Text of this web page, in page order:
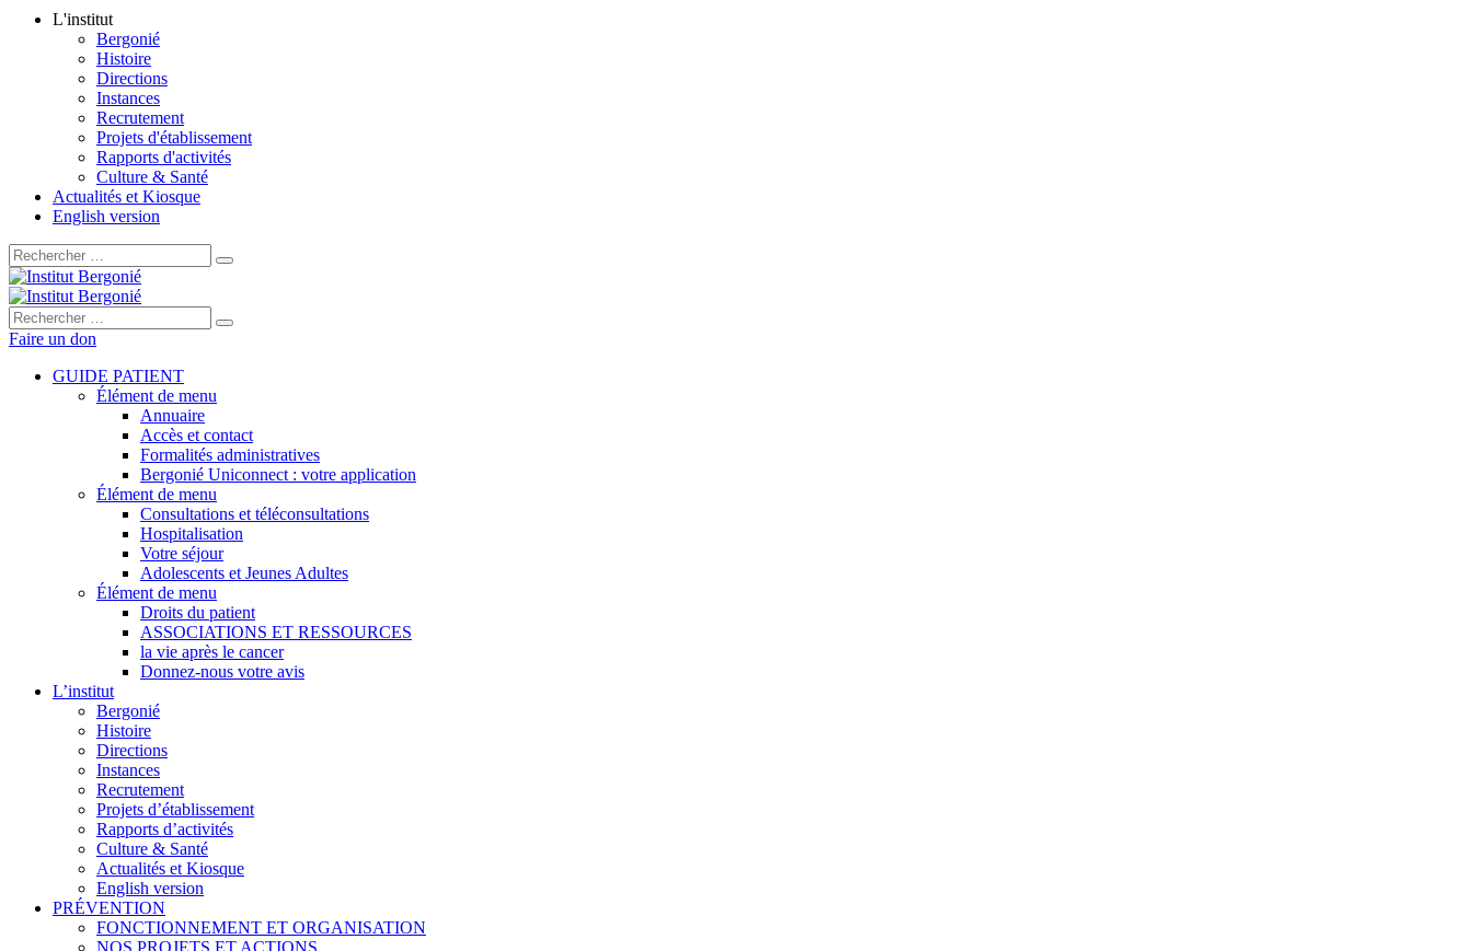
L'institut
Bergonié
Histoire
Directions
Instances
Recrutement
Projets d'établissement
Rapports d'activités
Culture & Santé
Actualités et Kiosque
English version
Rechercher :
Rechercher :
Faire un don
GUIDE PATIENT
Élément de menu
Annuaire
Accès et contact
Formalités administratives
Bergonié Uniconnect : votre application
Élément de menu
Consultations et téléconsultations
Hospitalisation
Votre séjour
Adolescents et Jeunes Adultes
Élément de menu
Droits du patient
ASSOCIATIONS ET RESSOURCES
la vie après le cancer
Donnez-nous votre avis
L’institut
Bergonié
Histoire
Directions
Instances
Recrutement
Projets d’établissement
Rapports d’activités
Culture & Santé
Actualités et Kiosque
English version
PRÉVENTION
FONCTIONNEMENT ET ORGANISATION
NOS PROJETS ET ACTIONS